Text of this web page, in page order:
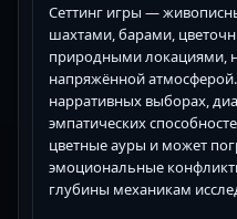
Сеттинг игры —
шахтами, барами,
природными локациями,
напряжённой
нарративных выборах,
эмпатических
цветные ауры и может
эмоциональные
глубины механикам